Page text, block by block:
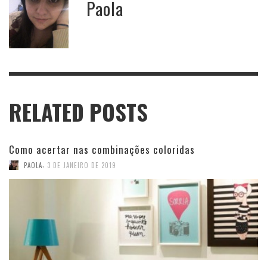
Paola
RELATED POSTS
Como acertar nas combinações coloridas
PAOLA, 3 DE JANEIRO DE 2019